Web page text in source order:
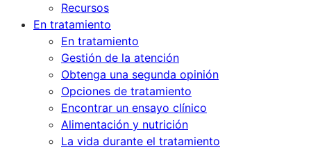
Recursos
En tratamiento
En tratamiento
Gestión de la atención
Obtenga una segunda opinión
Opciones de tratamiento
Encontrar un ensayo clínico
Alimentación y nutrición
La vida durante el tratamiento